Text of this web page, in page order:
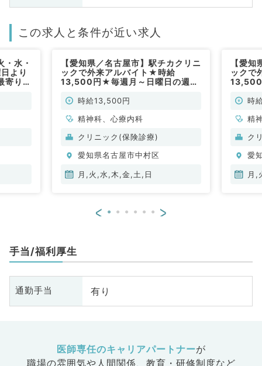
この求人と条件が近い求人
・水・
より
り駅
【愛知県／名古屋市】駅チカクリニ
ックで外来アルバイト★時給
13,500円★毎週月～日曜日の週1
迎～（精神科／非常勤）
時給13,500円
精神科、心療内科
クリニック(保険診療)
愛知県名古屋市中村区
月,火,水,木,金,土,日
【愛
ックで
13,500
先生時
精
ク
愛
月,
< >
手当/福利厚生
通勤手当 有り
医師専任のキャリアパートナーが
職場の雰囲気や人間関係、 教育・研修制度など